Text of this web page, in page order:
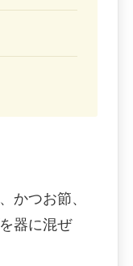
かつお節、
器に混ぜ